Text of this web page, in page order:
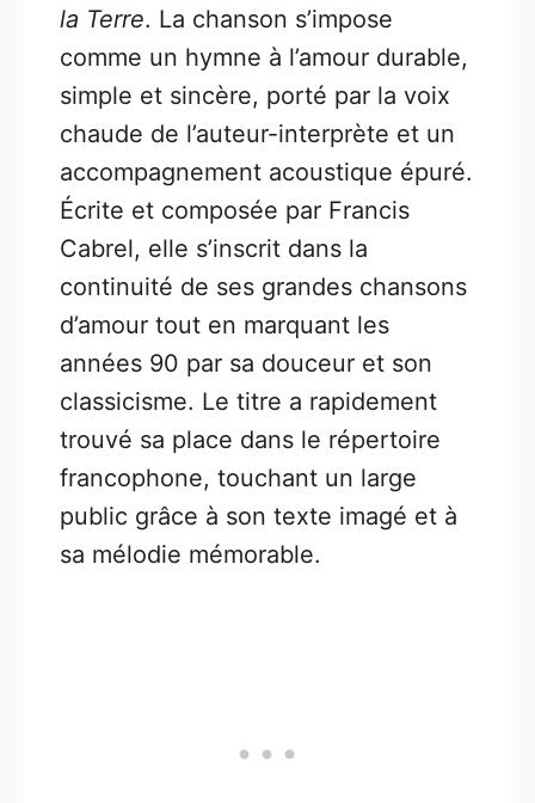
la Terre. La chanson s’impose
comme un hymne à l’amour durable,
simple et sincère, porté par la voix
chaude de l’auteur-interprète et un
accompagnement acoustique épuré.
Écrite et composée par Francis
Cabrel, elle s’inscrit dans la
continuité de ses grandes chansons
d’amour tout en marquant les
années 90 par sa douceur et son
classicisme. Le titre a rapidement
trouvé sa place dans le répertoire
francophone, touchant un large
public grâce à son texte imagé et à
sa mélodie mémorable.